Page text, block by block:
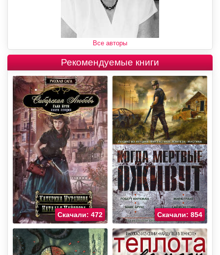
Все авторы
Рекомендуемые книги
Скачали: 472 Скачали: 854